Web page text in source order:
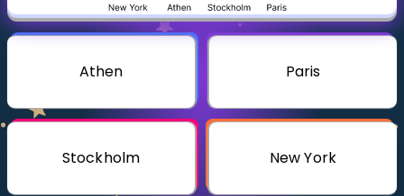
Junior Matte
Bestill privatundervisning
Athen Paris
Stockholm New York